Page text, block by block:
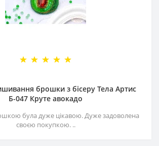
брошки з бісеру Тела Артис
Б-047 Круте авокадо
була дуже цікавою. Дуже задоволена
своєю покупкою. ..